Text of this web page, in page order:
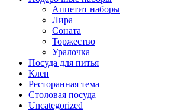
Аппетит наборы
Лира
Соната
Торжество
Уралочка
Посуда для питья
Клен
Ресторанная тема
Столовая посуда
Uncategorized